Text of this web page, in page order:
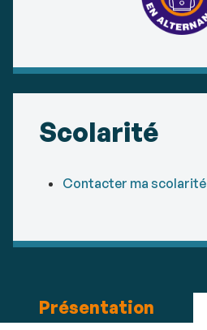
Scolarité
Contacter ma scolarité
Présentation